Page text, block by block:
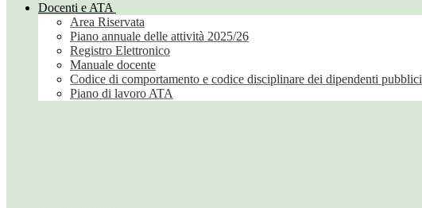
Docenti e ATA
Area Riservata
Piano annuale delle attività 2025/26
Registro Elettronico
Manuale docente
Codice di comportamento e codice disciplinare dei dipendenti pubblici
Piano di lavoro ATA